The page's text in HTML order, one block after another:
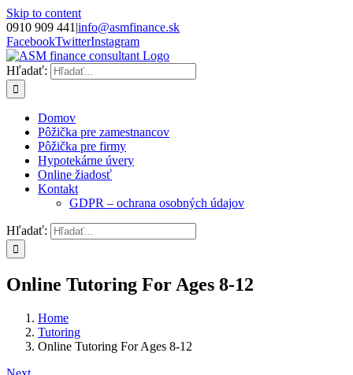
Skip to content
0910 909 441 |info@asmfinance.sk
FacebookTwitterInstagram
Hľadať:
Domov
Pôžička pre zamestnancov
Pôžička pre firmy
Hypotekárne úvery
Online žiadosť
Kontakt
GDPR – ochrana osobných údajov
Hľadať:
Online Tutoring For Ages 8-12
Home
Tutoring
Online Tutoring For Ages 8-12